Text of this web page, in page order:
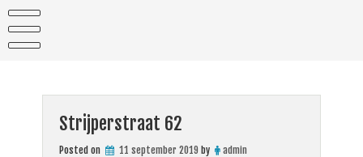
content
Strijperstraat 62
Posted on 11 september 2019 by admin